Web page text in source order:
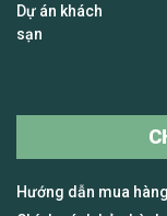
Dự án khách
sạn
Hướng dẫn mua